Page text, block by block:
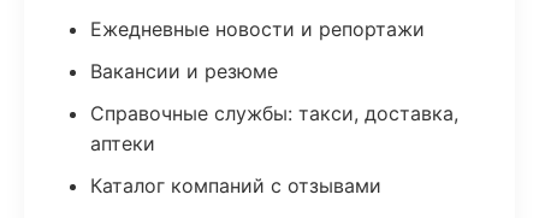
Ежедневные новости и репортажи
Вакансии и резюме
Справочные службы: такси, доставка,
аптеки
Каталог компаний с отзывами